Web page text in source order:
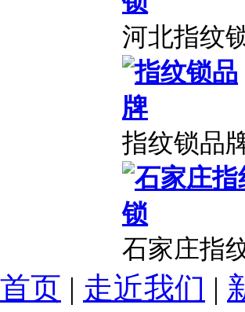
河北指纹
指纹锁品
石家庄指
首页 | 走近我们 |